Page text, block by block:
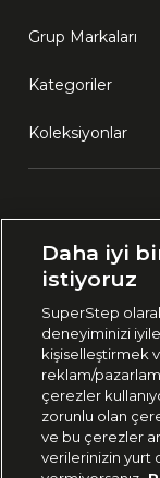
Grup Markaları
Kategoriler
Koleksiyonlar
🇹🇷 Türkiye
444 37 36
Uygulamadan
Daha iyi
istiyoruz
SuperStep
deneyiminizi
kişiselleştirmek
reklam/
çerezler
zorunlu olan
ve bu çerezler
verilerinizin yurt